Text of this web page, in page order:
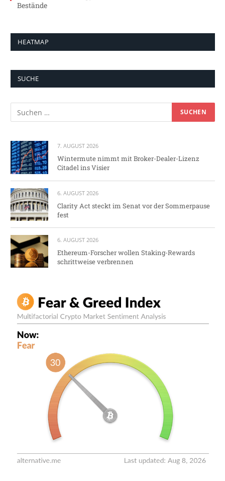
Bestände
HEATMAP
SUCHE
7. AUGUST 2026
Wintermute nimmt mit Broker-Dealer-Lizenz
Citadel ins Visier
6. AUGUST 2026
Clarity Act steckt im Senat vor der Sommerpause
fest
6. AUGUST 2026
Ethereum-Forscher wollen Staking-Rewards
schrittweise verbrennen